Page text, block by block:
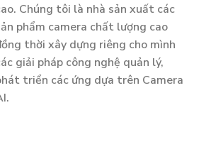
Chúng tôi là nhà sản xuất các
phẩm camera chất lượng cao
thời xây dựng riêng cho mình
giải pháp công nghệ quản lý,
triển các ứng dựa trên Camera